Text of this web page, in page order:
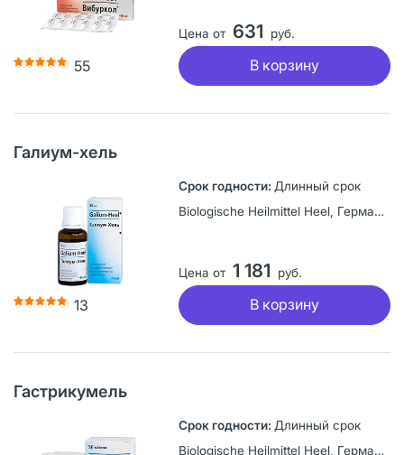
55
Цена от 631 руб.
В корзину
Галиум-хель
13
Длинный срок
Biologische Heilmittel Heel, Германия
Цена от 1 181 руб.
В корзину
Гастрикумель
Длинный срок
Biologische Heilmittel Heel, Германия